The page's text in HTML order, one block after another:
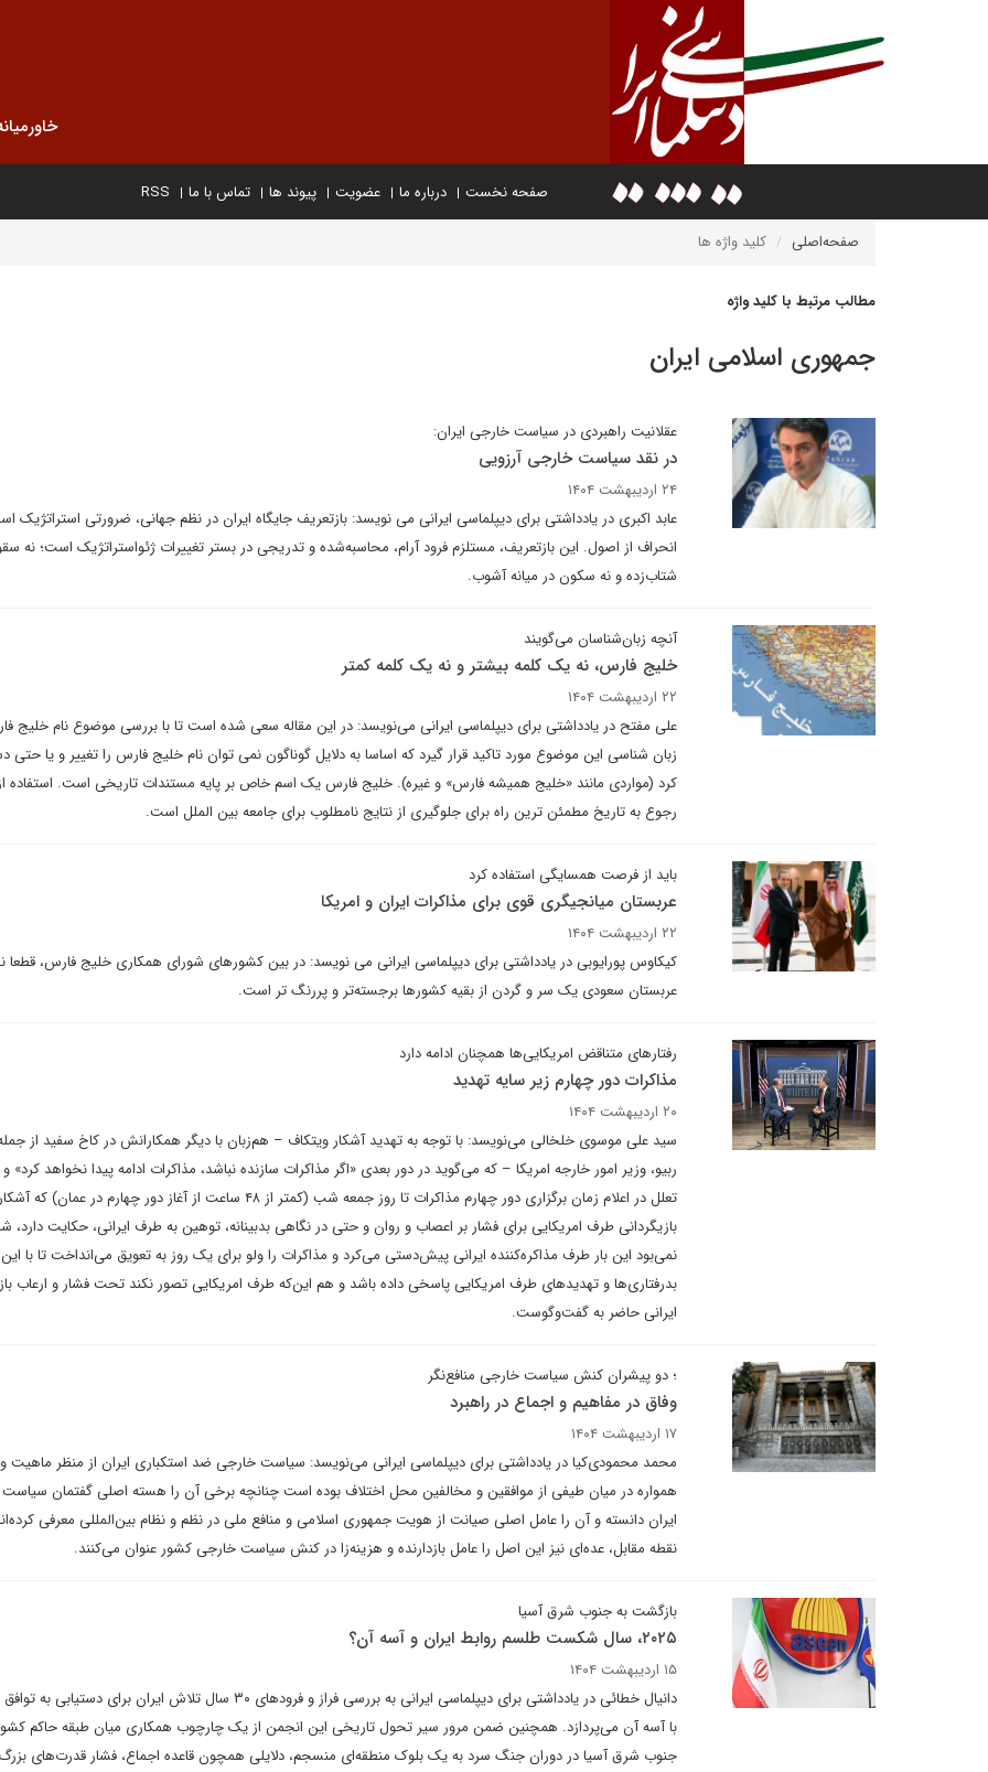
صفحه نخست درباره ما عضویت پیوند ها تماس با ما RSS
صفحه‌اصلی کلید واژه ها
مطالب مرتبط با کلید واژه
جمهوری اسلامی ایران
عقلانیت راهبردی در سیاست خارجی ایران:
در نقد سیاست خارجی آرزویی
۲۴ اردیبهشت ۱۴۰۴
عابد اکبری در یادداشتی برای دیپلماسی ایرانی می نویسد: بازتعریف جایگاه ایران در نظم جهانی، ضرورتی استراتژیک
انحراف از اصول. این بازتعریف، مستلزم فرود آرام، محاسبه‌شده و تدریجی در بستر تغییرات ژئواستراتژیک است؛ نه
شتاب‌زده و نه سکون در میانه آشوب.
آنچه زبان‌شناسان می‌گویند
خلیج فارس، نه یک کلمه بیشتر و نه یک کلمه کمتر
۲۲ اردیبهشت ۱۴۰۴
علی مفتح در یادداشتی برای دیپلماسی ایرانی می‌نویسد: در این مقاله سعی شده است تا با بررسی موضوع نام خلیج
زبان شناسی این موضوع مورد تاکید قرار گیرد که اساسا به دلایل گوناگون نمی توان نام خلیج فارس را تغییر و یا حتی
کرد (مواردی مانند «خلیج همیشه فارس» و غیره). خلیج فارس یک اسم خاص بر پایه مستندات تاریخی است. استفاده
رجوع به تاریخ مطمئن ترین راه برای جلوگیری از نتایج نامطلوب برای جامعه بین الملل است.
باید از فرصت همسایگی استفاده کرد
عربستان میانجیگری قوی برای مذاکرات ایران و امریکا
۲۲ اردیبهشت ۱۴۰۴
کیکاوس پورایوبی در یادداشتی برای دیپلماسی ایرانی می نویسد: در بین کشورهای شورای همکاری خلیج فارس،
عربستان سعودی یک سر و گردن از بقیه کشورها برجسته‌تر و پررنگ تر است.
رفتارهای متناقض امریکایی‌ها همچنان ادامه دارد
مذاکرات دور چهارم زیر سایه تهدید
۲۰ اردیبهشت ۱۴۰۴
سید علی موسوی خلخالی می‌نویسد: با توجه به تهدید آشکار ویتکاف – هم‌زبان با دیگر همکارانش در کاخ سفید از
ربیو، وزیر امور خارجه امریکا – که می‌گوید در دور بعدی «اگر مذاکرات سازنده نباشد، مذاکرات ادامه پیدا نخواهد
تعلل در اعلام زمان برگزاری دور چهارم مذاکرات تا روز جمعه شب (کمتر از ۴۸ ساعت از آغاز دور چهارم در عمان) که
بازیگردانی طرف امریکایی برای فشار بر اعصاب و روان و حتی در نگاهی بدبینانه، توهین به طرف ایرانی، حکایت دارد،
نمی‌بود این بار طرف مذاکره‌کننده ایرانی پیش‌دستی می‌کرد و مذاکرات را ولو برای یک روز به تعویق می‌انداخت تا با
بدرفتاری‌ها و تهدیدهای طرف امریکایی پاسخی داده باشد و هم این‌که طرف امریکایی تصور نکند تحت فشار و ارعاب
ایرانی حاضر به گفت‌وگوست.
؛ دو پیشران کنش سیاست خارجی منافع‌نگر
وفاق در مفاهیم و اجماع در راهبرد
۱۷ اردیبهشت ۱۴۰۴
محمد محمودی‌کیا در یادداشتی برای دیپلماسی ایرانی می‌نویسد: سیاست خارجی ضد استکباری ایران از منظر ماهیت و
همواره در میان طیفی از موافقین و مخالفین محل اختلاف بوده است چنانچه برخی آن را هسته اصلی گفتمان
ایران دانسته و آن را عامل اصلی صیانت از هویت جمهوری اسلامی و منافع ملی در نظم و نظام بین‌المللی معرفی
نقطه مقابل، عده‌ای نیز این اصل را عامل بازدارنده و هزینه‌زا در کنش سیاست خارجی کشور عنوان می‌کنند.
بازگشت به جنوب شرق آسیا
۲۰۲۵، سال شکست طلسم روابط ایران و آسه آن؟
۱۵ اردیبهشت ۱۴۰۴
دانیال خطائی در یادداشتی برای دیپلماسی ایرانی به بررسی فراز و فرودهای ۳۰ سال تلاش ایران برای
با آسه ‌آن می‌پردازد. همچنین ضمن مرور سیر تحول تاریخی این انجمن از یک چارچوب همکاری میان طبقه حاکم
جنوب شرق آسیا در دوران جنگ سرد به یک بلوک منطقه‌ای منسجم، دلایلی همچون قاعده اجماع، فشار قدرت‌های